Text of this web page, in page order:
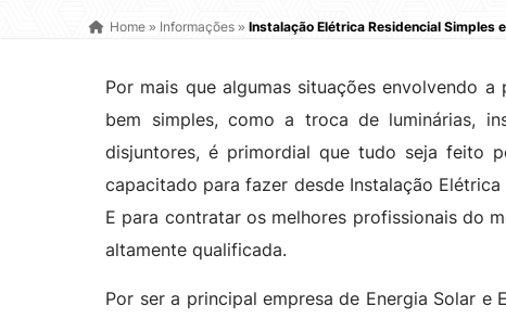
Home » Informações » Instalação Elétrica Residencial Simples
Por mais que algumas situações envolvendo
bem simples, como a troca de luminárias,
disjuntores, é primordial que tudo seja feito
capacitado para fazer desde Instalação
E para contratar os melhores profissionais do
altamente qualificada.
Por ser a principal empresa de Energia Solar e